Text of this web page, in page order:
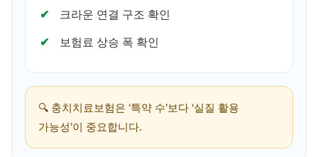
크라운 연결 구조 확인
보험료 상승 폭 확인
🔍 충치치료보험은 ‘특약 수’보다 ‘실질 활용
가능성’이 중요합니다.